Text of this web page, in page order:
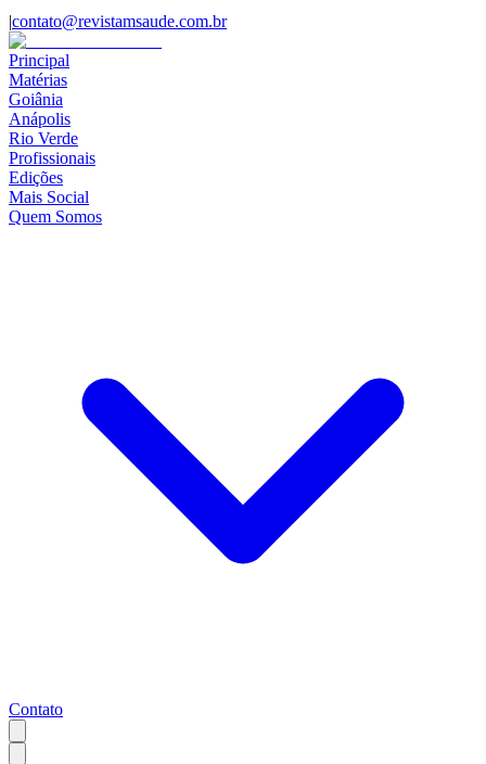
|contato@revistamsaude.com.br
Principal
Matérias
Goiânia
Anápolis
Rio Verde
Profissionais
Edições
Mais Social
Quem Somos
Contato